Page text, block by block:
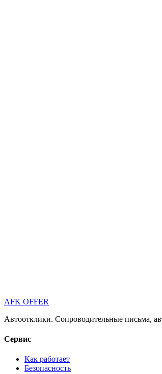
AFK OFFER
Автоотклики. Сопроводительные письма,
Сервис
Как работает
Безопасность